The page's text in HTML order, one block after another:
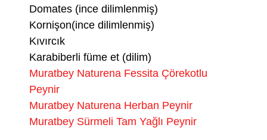
Domates (ince dilimlenmiş)
Kornişon(ince dilimlenmiş)
Kıvırcık
Karabiberli füme et (dilim)
Muratbey Naturena Fessita Çörekotlu
Peynir
Muratbey Naturena Herban Peynir
Muratbey Sürmeli Tam Yağlı Peynir